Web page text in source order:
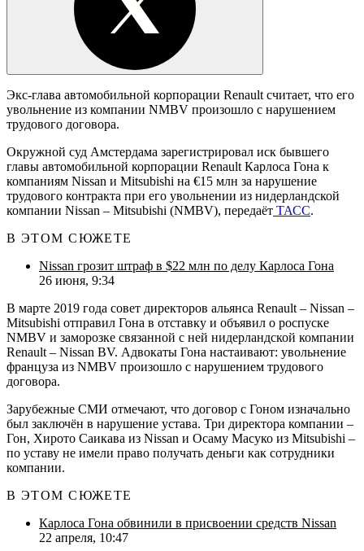
Экс-глава автомобильной корпорации Renault считает, что его
увольнение из компании NMBV произошло с нарушением
трудового договора.
Окружной суд Амстердама зарегистрировал иск бывшего
главы автомобильной корпорации Renault Карлоса Гона к
компаниям Nissan и Mitsubishi на €15 млн за нарушение
трудового контракта при его увольнении из нидерландской
компании Nissan – Mitsubishi (NMBV), передаёт ТАСС.
В ЭТОМ СЮЖЕТЕ
Nissan грозит штраф в $22 млн по делу Карлоса Гона
26 июня, 9:34
В марте 2019 года совет директоров альянса Renault – Nissan –
Mitsubishi отправил Гона в отставку и объявил о роспуске
NMBV и заморозке связанной с ней нидерландской компании
Renault – Nissan BV. Адвокаты Гона настаивают: увольнение
француза из NMBV произошло с нарушением трудового
договора.
Зарубежные СМИ отмечают, что договор с Гоном изначально
был заключён в нарушение устава. Три директора компании –
Гон, Хирото Саикава из Nissan и Осаму Масуко из Mitsubishi –
по уставу не имели право получать деньги как сотрудники
компании.
В ЭТОМ СЮЖЕТЕ
Карлоса Гона обвинили в присвоении средств Nissan
22 апреля, 10:47